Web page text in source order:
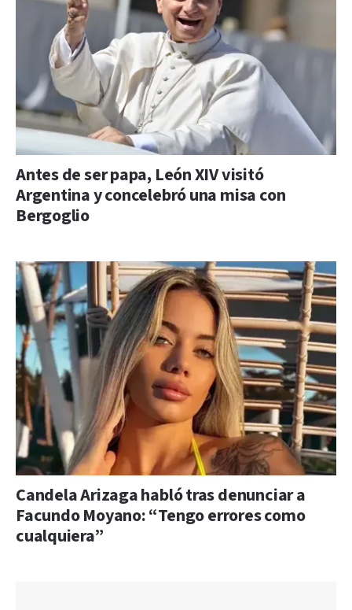
Antes de ser papa, León XIV visitó
Argentina y concelebró una misa con
Bergoglio
Candela Arizaga habló tras denunciar a
Facundo Moyano: “Tengo errores como
cualquiera”